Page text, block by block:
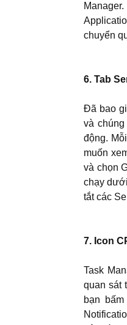
chuyển
6. Tab
Đã bao
và
động.
muốn
và chọn
chạy
tắt các
7. Icon
Task
quan sát
bạn